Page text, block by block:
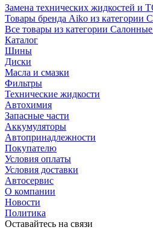
Замена технических жидкостей и
Товары бренда Aiko из категории
Все товары из категории
Каталог
Шины
Диски
Масла и смазки
Фильтры
Технические жидкости
Автохимия
Запасные части
Аккумуляторы
Автопринадлежности
Покупателю
Условия оплаты
Условия доставки
Автосервис
О компании
Новости
Политика
Оставайтесь на связи